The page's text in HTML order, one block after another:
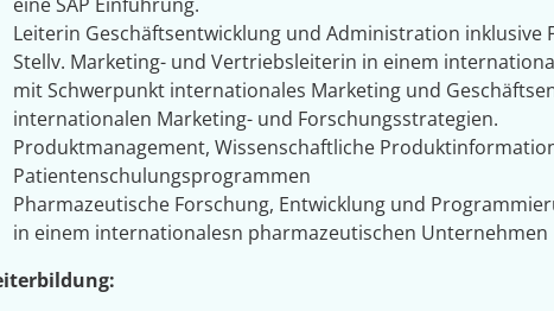
Leiterin Geschäftsentwicklung und Administration inklusive
Stellv. Marketing- und Vertriebsleiterin in einem
mit Schwerpunkt internationales Marketing und
internationalen Marketing- und Forschungsstrategien.
Produktmanagement, Wissenschaftliche
Patientenschulungsprogrammen
Pharmazeutische Forschung, Entwicklung und
in einem internationalesn pharmazeutischen Unternehmen